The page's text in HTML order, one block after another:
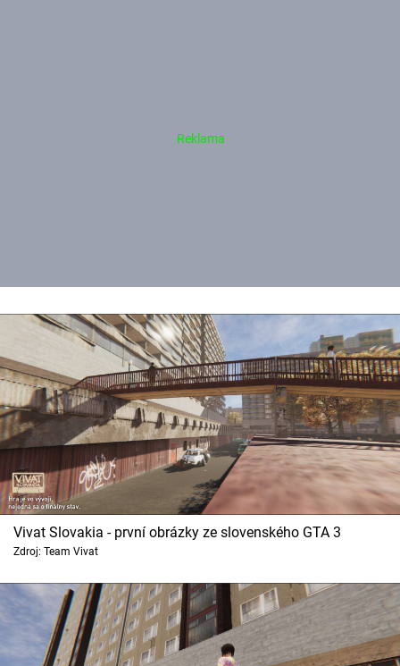
Vivat Slovakia - první obrázky ze slovenského GTA 3
Zdroj: Team Vivat